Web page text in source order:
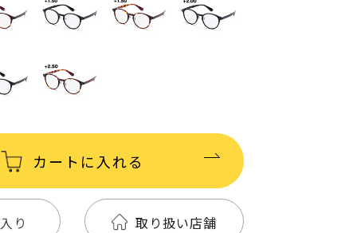
カートに入れる
り 取り扱い店舗